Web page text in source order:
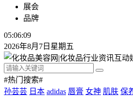
展会
品牌
05:06:10
2026年8月7日星期五
#热门搜索#
孙芸芸 日本 adidas 唇膏 女神 肌肤 保